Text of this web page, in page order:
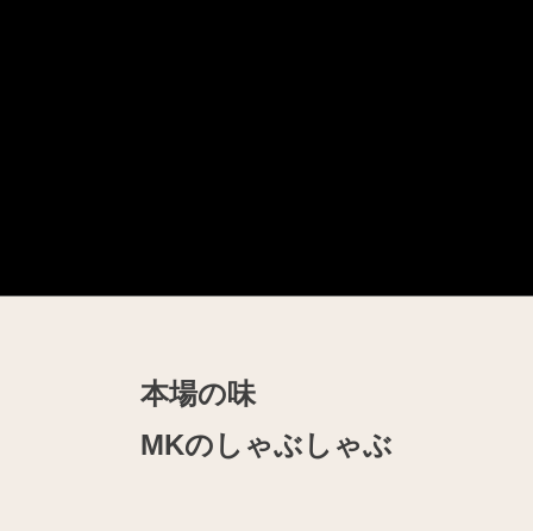
本場の味
MKのしゃぶしゃぶ